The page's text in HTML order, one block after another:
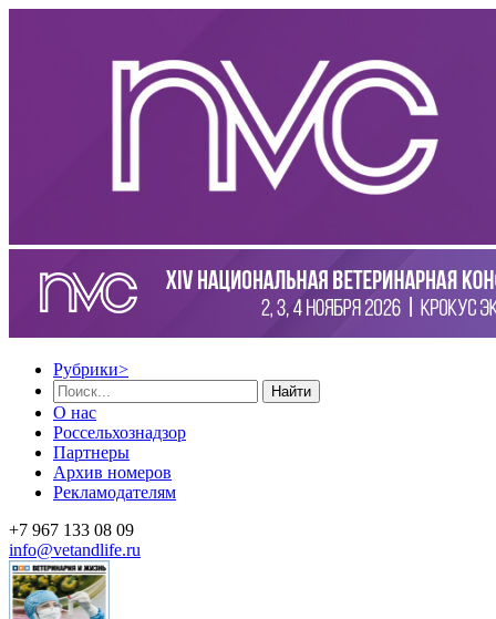
Рубрики>
Найти
О нас
Россельхознадзор
Партнеры
Архив номеров
Рекламодателям
+7 967 133 08 09
info@vetandlife.ru